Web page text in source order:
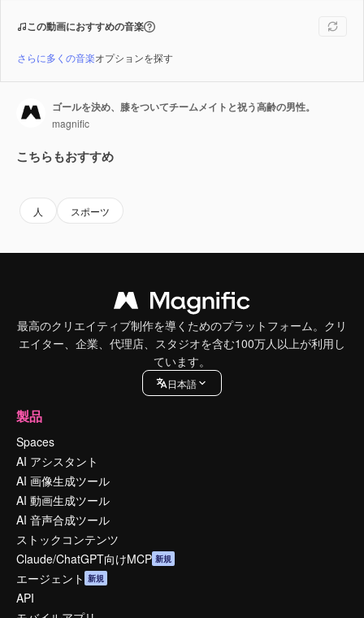
この動画におすすめの音楽
さらに多くの音楽オプションを探す
ゴールを決め、膝をついてチームメイトと祝う高齢の男性。
magnific
こちらもおすすめ
人 スポーツ
最高のクリエイティブ制作を導くためのプラットフォーム。クリ
エイター、企業、代理店、スタジオを含む100万人以上が利用し
ています。
日本語
製品
Spaces
AI アシスタント
AI 画像生成ツール
AI 動画生成ツール
AI 音声合成ツール
ストックコンテンツ
Claude/ChatGPT向けMCP 新規
エージェント 新規
API